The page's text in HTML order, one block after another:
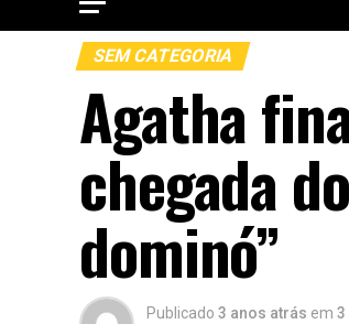
SEM CATEGORIA
Agatha
chegada
dominó”
Publicado 3 anos atrás em 3